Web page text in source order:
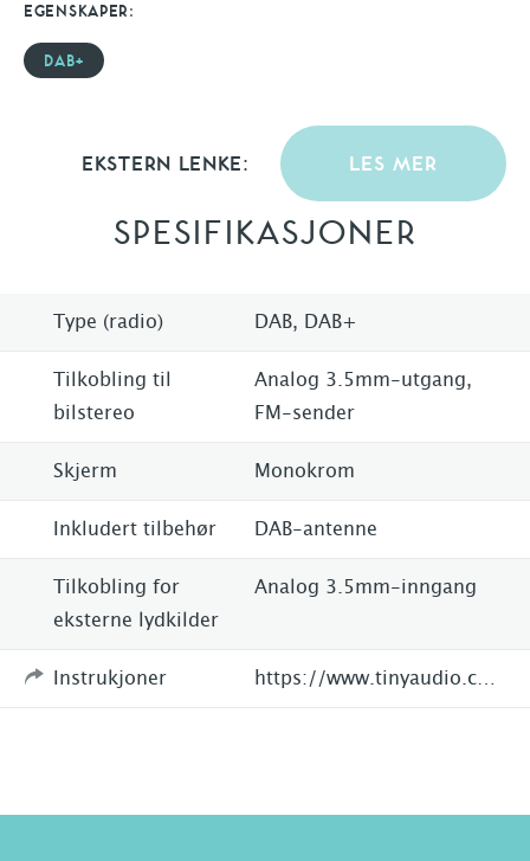
EGENSKAPER:
DAB+
EKSTERN LENKE: LES MER
SPESIFIKASJONER
Type (radio) DAB, DAB+
Tilkobling til
bilstereo
Analog 3.5mm-utgang,
FM-sender
Skjerm Monokrom
Inkludert tilbehør DAB-antenne
Tilkobling for
eksterne lydkilder
Analog 3.5mm-inngang
Instrukjoner